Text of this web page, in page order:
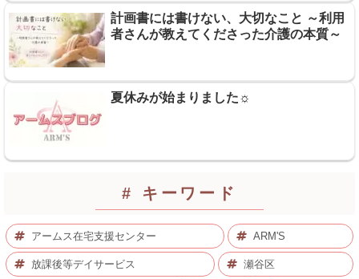
計画書には書けない、大切なこと ～利用
者さんが教えてくださった介護の本質～
夏休みが始まりました☼
# キーワード
アームス在宅支援センター ARM'S
放課後等デイサービス 瀬谷区